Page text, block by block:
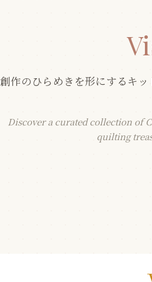
創作のひらめきを形にするキ
Discover a curated collection of
quilting